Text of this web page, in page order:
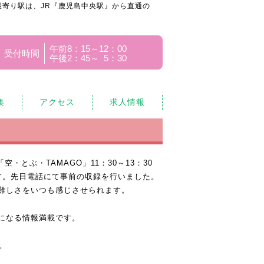
り駅は、JR『鹿児島中央駅』から直通の
受付時間
午前8：15～12：00
午後2：45～ 5：30
アクセス 求人情報
・とぶ・TAMAGO」11：30～13：30
先日電話にて事前の収録を行いました。
さをいつも感じさせられます。
る情報満載です。